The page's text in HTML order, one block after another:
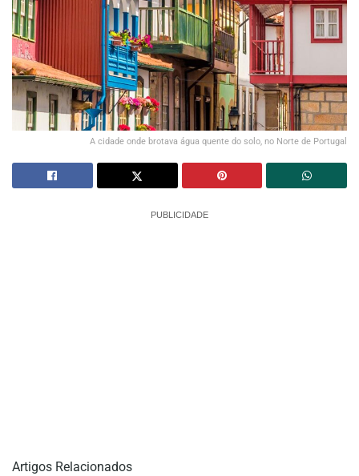
A cidade onde brotava água quente do solo, no Norte de Portugal
PUBLICIDADE
Artigos Relacionados